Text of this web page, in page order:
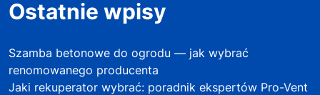
Ostatnie wpisy
Szamba betonowe do ogrodu — jak wybrać
renomowanego producenta
Jaki rekuperator wybrać: poradnik ekspertów Pro-Vent